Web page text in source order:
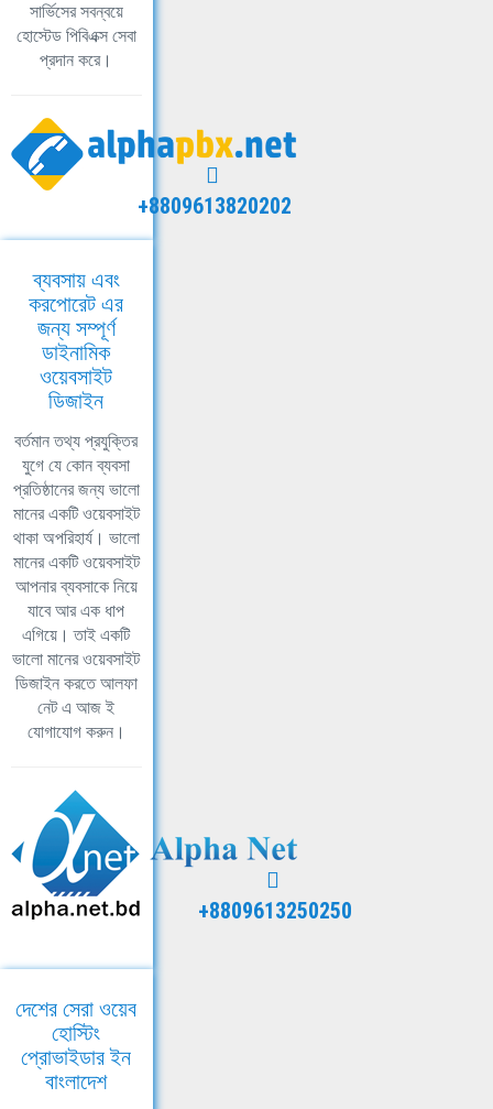
সার্ভিসের সবন্বয়ে
হোস্টেড পিবিএক্স সেবা
প্রদান করে।
+8809613820202
ব্যবসায় এবং
করপোরেট এর
জন্য সম্পূর্ণ
ডাইনামিক
ওয়েবসাইট
ডিজাইন
বর্তমান তথ্য প্রযুক্তির
যুগে যে কোন ব্যবসা
প্রতিষ্ঠানের জন্য ভালো
মানের একটি ওয়েবসাইট
থাকা অপরিহার্য। ভালো
মানের একটি ওয়েবসাইট
আপনার ব্যবসাকে নিয়ে
যাবে আর এক ধাপ
এগিয়ে। তাই একটি
ভালো মানের ওয়েবসাইট
ডিজাইন করতে আলফা
নেট এ আজ ই
যোগাযোগ করুন।
+8809613250250
দেশের সেরা ওয়েব
হোস্টিং
প্রোভাইডার ইন
বাংলাদেশ